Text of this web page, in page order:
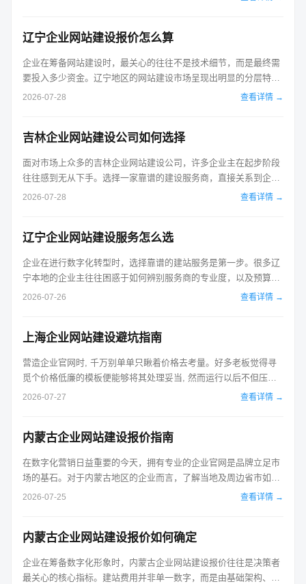
是评估报价的基础。不同类...
辽宁企业网站建设报价怎么算
企业在筹备网站建设时，最关心的往往不是技术细节，而是最终需
要投入多少资金。辽宁地区的网站建设市场呈现出明显的分层特
征，报价从几千元到数十万元不等，这种巨大的差异主要源于功能
主要由域名与服务器、模板或定制设...
2026-07-28 查看详情 →
吉林企业网站建设公司如何选择
面对市场上众多的吉林企业网站建设公司，许多企业主在起步阶段
往往感到无从下手。选择一家靠谱的建设服务商，直接关系到企业
品牌形象的线上呈现以及后续的业务转化效率。这不仅仅是找一个
方案匹配度和隐性成本三个维度进行...
2026-07-28 查看详情 →
辽宁企业网站建设服务怎么选
企业在进行数字化转型时，选择靠谱的建站服务是第一步。很多辽
宁本地的企业主往往困惑于如何辨别服务商的专业度，以及预算应
该如何分配。实际上，优质的网站建设服务不仅仅是提供一个网
术底座以及完善的售后支持体系。 ...
2026-07-26 查看详情 →
上海企业网站建设避坑指南
营造企业官网时, 千万别单单只瞅着价格去考量。好多老板觉得寻
觅个价格低廉的模板便能够将其处理妥当, 然而运行以后不但压根
儿没流量, 而且还因加载迟缓、架构混乱而遭受搜索引擎的摒弃。
出专业特性且...
2026-07-27 查看详情 →
内蒙古企业网站建设报价指南
在数字化营销日益重要的今天，拥有专业的企业官网是品牌立足市
场的基石。对于内蒙古地区的企业而言，了解当地及周边省市如北
京、天津、河北等地的网站建设行情，尤其是“内蒙古企业网站建设
十几万元不等。这种差异并非...
2026-07-25 查看详情 →
内蒙古企业网站建设报价如何确定
企业在筹备数字化形象时，内蒙古企业网站建设报价往往是决策者
最关心的核心指标。建站费用并非单一数字，而是由基础架构、设